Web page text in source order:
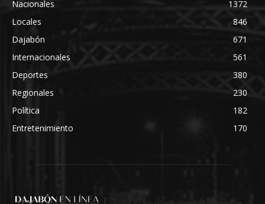
Nacionales
1372
Locales
846
Dajabón
671
Internacionales
561
Deportes
380
Regionales
230
Política
182
Entretenimiento
170